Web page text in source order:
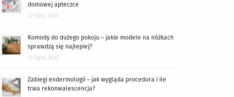
domowej apteczce
23 lipca, 2025
Komody do dużego pokoju – jakie modele na nóżkach
sprawdzą się najlepiej?
22 lipca, 2025
Zabiegi endermologii – jak wygląda procedura i ile
trwa rekonwalescencja?